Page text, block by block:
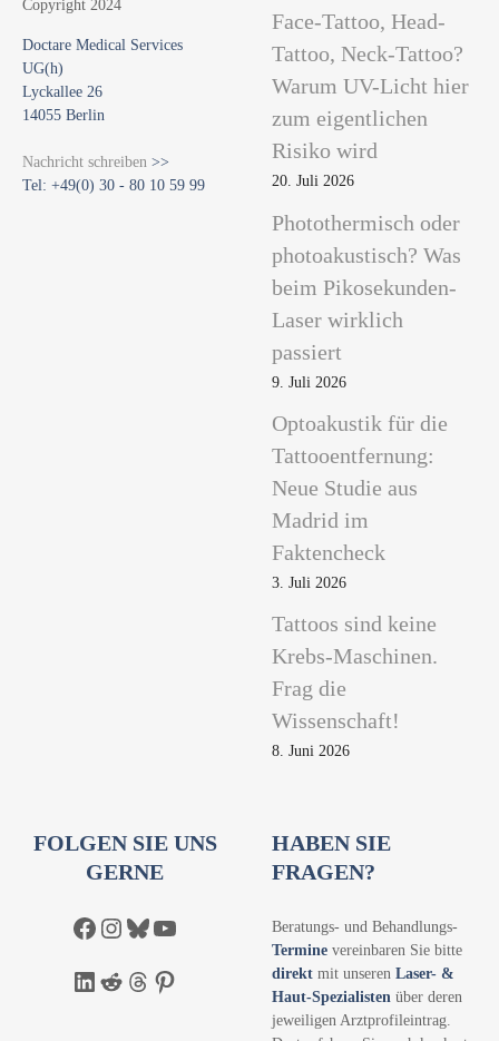
Doctare Medical Services
UG(h)
Lyckallee 26
14055 Berlin
Nachricht schreiben >>
Tel: +49(0) 30 - 80 10 59 99
Face-Tattoo, Head-
Tattoo, Neck-Tattoo?
Warum UV-Licht hier
zum eigentlichen
Risiko wird
20. Juli 2026
Photothermisch oder
photoakustisch? Was
beim Pikosekunden-
Laser wirklich
passiert
9. Juli 2026
Optoakustik für die
Tattooentfernung:
Neue Studie aus
Madrid im
Faktencheck
3. Juli 2026
Tattoos sind keine
Krebs-Maschinen.
Frag die
Wissenschaft!
8. Juni 2026
FOLGEN SIE UNS
GERNE
Facebook Instagram Bluesky YouTube
LinkedIn Reddit Threads Pinterest
HABEN SIE
FRAGEN?
Beratungs- und Behandlungs-
Termine vereinbaren Sie bitte
direkt mit unseren Laser- &
Haut-Spezialisten über deren
jeweiligen Arztprofileintrag.